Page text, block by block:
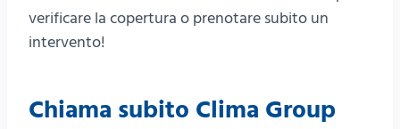
verificare la copertura o prenotare subito un
intervento!
Chiama subito Clima Group